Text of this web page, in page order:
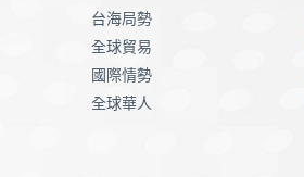
台海局勢
全球貿易
國際情勢
全球華人